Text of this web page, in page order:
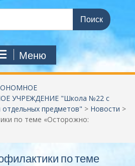
Меню
УЧРЕЖДЕНИЕ "Школа №22 c
отдельных предметов" > Новости >
по теме «Осторожно:
по теме